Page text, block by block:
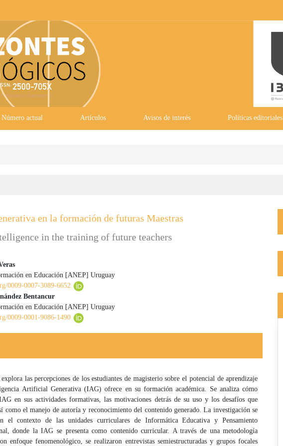
Número actual Artículos Avisos de interés Políticas editoriales
en la formación de futuras Maestras
in the training of future teachers
principal del artículo
en Educación [ANEP] Uruguay
0009-0007-3089-6652
Bentancur
en Educación [ANEP] Uruguay
0009-0001-9086-1490
las percepciones de los estudiantes de magisterio sobre el potencial de aprendizaje
Artificial Generativa (IAG) ofrece en su formación académica. Se analiza cómo
en sus actividades formativas, las motivaciones detrás de su uso y los desafíos que
como el manejo de autoría y reconocimiento del contenido generado. La investigación se
el contexto de las unidades curriculares de Informática Educativa y Pensamiento
donde la IAG se presenta como contenido curricular. A través de una metodología
enfoque fenomenológico, se realizaron entrevistas semiestructuradas y grupos focales